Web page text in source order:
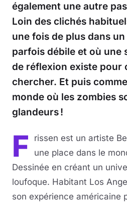
également une autre
Loin des clichés
une fois de plus dans
parfois débile et où une
de réflexion existe pour
chercher. Et puis
monde où les zombies
glandeurs !
F
rissen est un artiste
une place dans le
Dessinée en créant un
loufoque. Habitant Los
son expérience américaine